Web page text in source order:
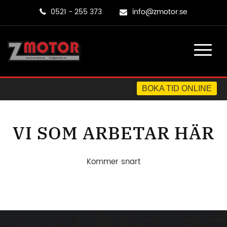
0521 - 255 373 info@zmotor.se
BOKA TID ONLINE
VI SOM ARBETAR HÄR
Kommer snart